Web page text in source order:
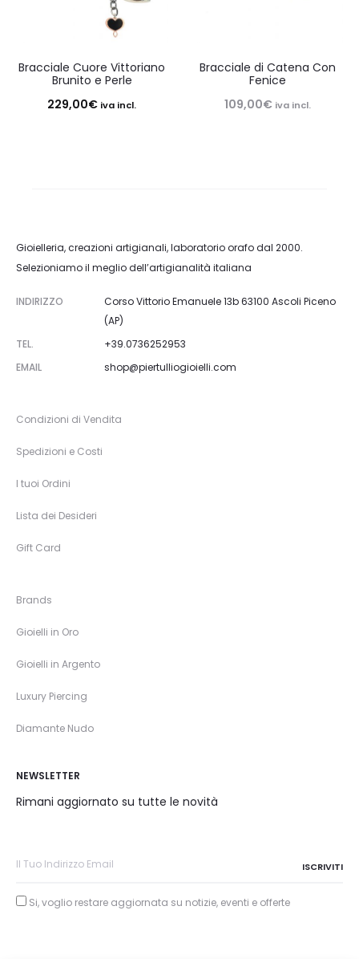
Bracciale Cuore Vittoriano
Brunito e Perle
229,00€ iva incl.
Bracciale di Catena Con
Fenice
109,00€ iva incl.
Gioielleria, creazioni artigianali, laboratorio orafo dal 2000.
Selezioniamo il meglio dell’artigianalità italiana
INDIRIZZO
Corso Vittorio Emanuele 13b 63100 Ascoli Piceno
(AP)
TEL.
+39.0736252953
EMAIL
shop@piertulliogioielli.com
Condizioni di Vendita
Spedizioni e Costi
I tuoi Ordini
Lista dei Desideri
Gift Card
Brands
Gioielli in Oro
Gioielli in Argento
Luxury Piercing
Diamante Nudo
NEWSLETTER
Rimani aggiornato su tutte le novità
Si, voglio restare aggiornata su notizie, eventi e offerte